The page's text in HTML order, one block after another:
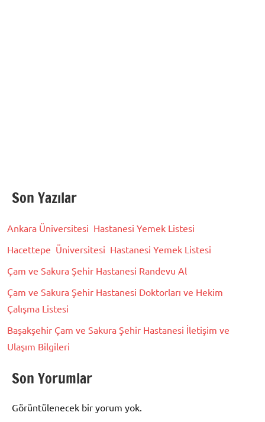
Son Yazılar
Ankara Üniversitesi Hastanesi Yemek Listesi
Hacettepe Üniversitesi Hastanesi Yemek Listesi
Çam ve Sakura Şehir Hastanesi Randevu Al
Çam ve Sakura Şehir Hastanesi Doktorları ve Hekim
Çalışma Listesi
Başakşehir Çam ve Sakura Şehir Hastanesi İletişim ve
Ulaşım Bilgileri
Son Yorumlar
Görüntülenecek bir yorum yok.